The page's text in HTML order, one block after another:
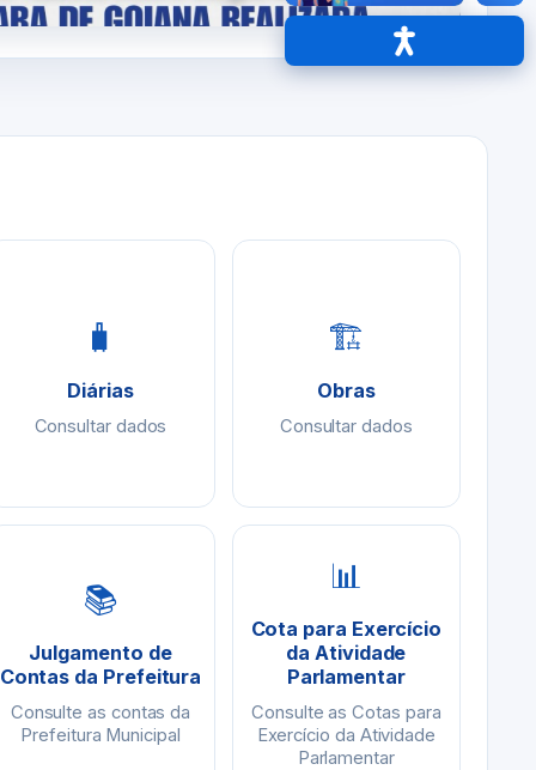
🧳
Diárias
Consultar dados
🏗
Obras
Consultar dados
📚
Julgamento de
Contas da Prefeitura
Consulte as contas da
Prefeitura Municipal
📊
Cota para Exercício
da Atividade
Parlamentar
Consulte as Cotas para
Exercício da Atividade
Parlamentar
Acessibilidade